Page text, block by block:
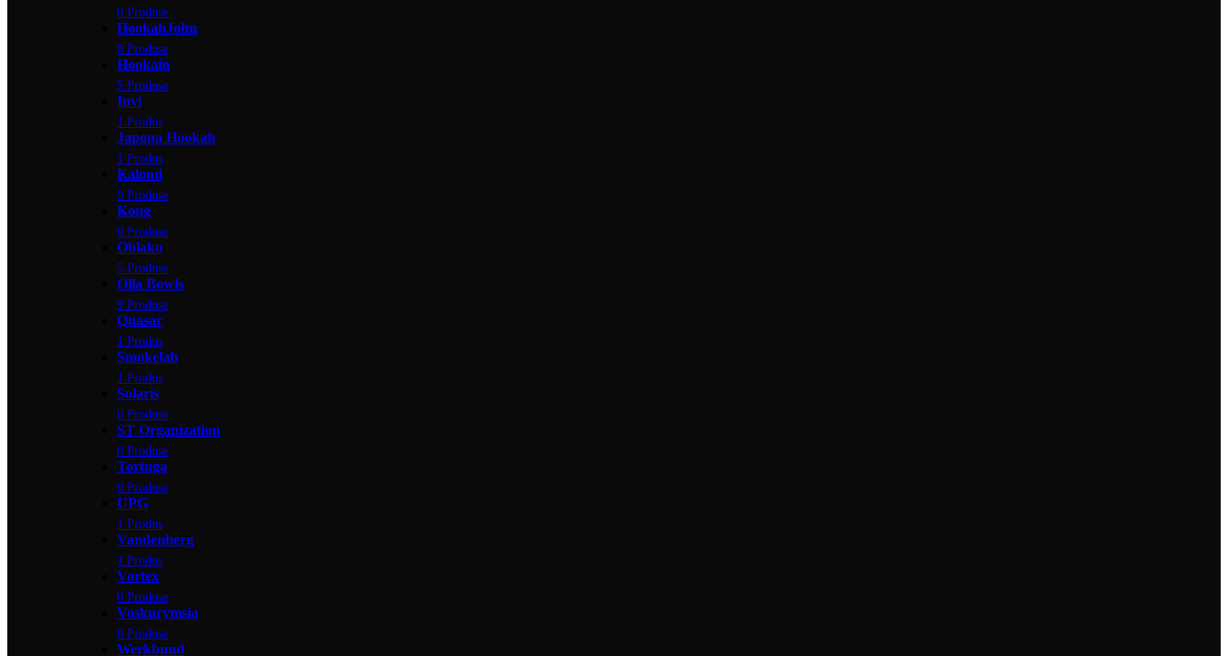
0 Produse
HookahJohn
0 Produse
Hookain
5 Produse
Invi
1 Produs
Japona Hookah
1 Produs
Kaloud
9 Produse
Kong
0 Produse
Oblako
5 Produse
Olla Bowls
9 Produse
Quasar
1 Produs
Smokelab
1 Produs
Solaris
0 Produse
ST Organization
0 Produse
Tortuga
0 Produse
UPG
1 Produs
Vandenberg
1 Produs
Vortex
0 Produse
Voskurymsia
0 Produse
Werkbund